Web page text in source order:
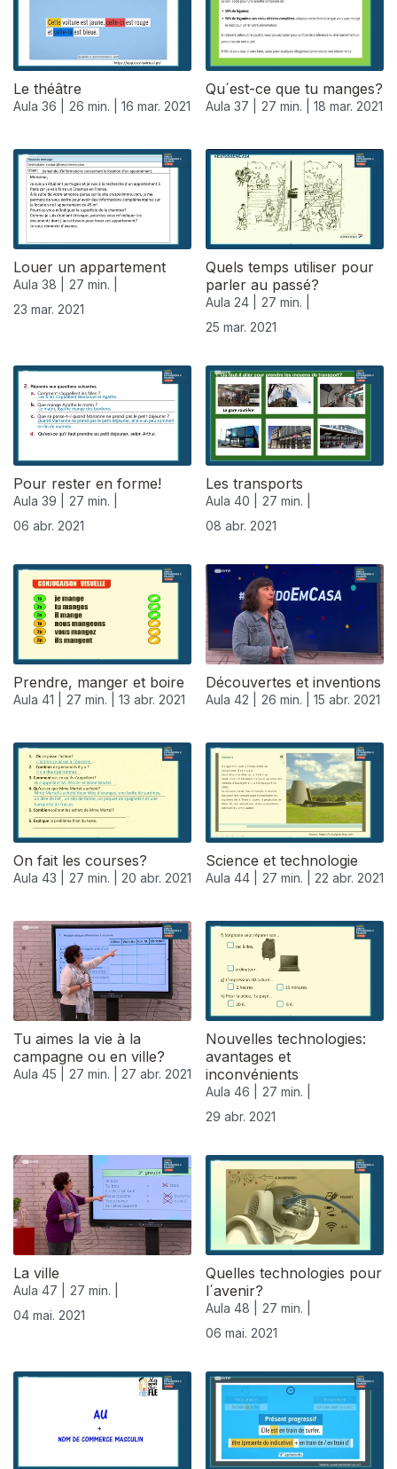
Le théâtre
Aula 36 | 26 min. | 16 mar. 2021
Qu´est-ce que tu manges?
Aula 37 | 27 min. | 18 mar. 2021
Louer un appartement
Aula 38 |
27 min. |
23 mar. 2021
Quels temps utiliser pour
parler au passé?
Aula 24 |
27 min. |
25 mar. 2021
Pour rester en forme!
Aula 39 |
27 min. |
06 abr. 2021
Les transports
Aula 40 |
27 min. |
08 abr. 2021
Prendre, manger et boire
Aula 41 | 27 min. | 13 abr. 2021
Découvertes et inventions
Aula 42 | 26 min. | 15 abr. 2021
On fait les courses?
Aula 43 | 27 min. | 20 abr. 2021
Science et technologie
Aula 44 | 27 min. | 22 abr. 2021
Tu aimes la vie à la
campagne ou en ville?
Aula 45 | 27 min. | 27 abr. 2021
Nouvelles technologies:
avantages et
inconvénients
Aula 46 |
27 min. |
29 abr. 2021
540396
La ville
Aula 47 |
27 min. |
04 mai. 2021
Quelles technologies pour
l´avenir?
Aula 48 |
27 min. |
06 mai. 2021